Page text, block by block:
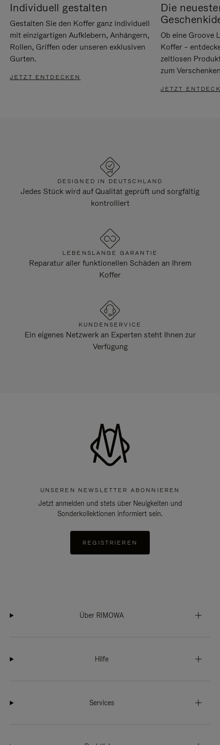
Individuell gestalten
Gestalten Sie den Koffer ganz individuell
mit einzigartigen Aufklebern, Anhängern,
Rollen, Griffen oder unseren exklusiven
Gurten.
JETZT ENTDECKEN
Die
Ob eine Groove
Koffer –
zeitlosen
zum
JETZT
DESIGNED IN DEUTSCHLAND
Jedes Stück wird auf Qualität geprüft und sorgfältig
kontrolliert
LEBENSLANGE GARANTIE
Reparatur aller funktionellen Schäden an Ihrem
Koffer
KUNDENSERVICE
Ein eigenes Netzwerk an Experten steht Ihnen zur
Verfügung
UNSEREN NEWSLETTER ABONNIEREN
Jetzt anmelden und stets über Neuigkeiten und
Sonderkollektionen informiert sein.
REGISTRIEREN
Über RIMOWA
Hilfe
Services